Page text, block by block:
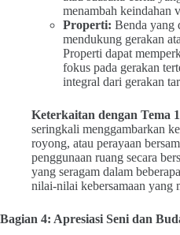
menambah keindahan
Properti: Benda yang
mendukung gerakan
Properti dapat
fokus pada gerakan
integral dari gerakan
Keterkaitan dengan Tema
seringkali menggambarkan
royong, atau perayaan
penggunaan ruang secara
yang seragam dalam
nilai-nilai kebersamaan yang
Bagian 4: Apresiasi Seni dan